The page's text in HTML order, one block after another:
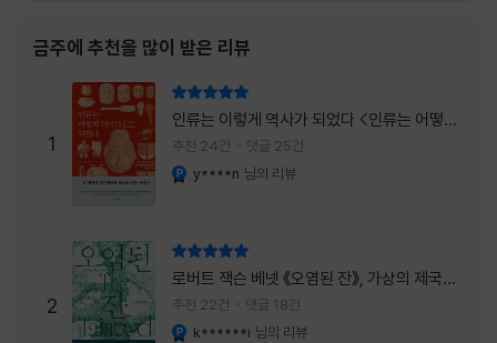
선명하게 그려졌고, 한 편이 끝날 때마다 질문
이 뒤따라왔다. 감출 수 없는 세계는 더 다정할
까 「등껍질」의 세계에서 사람들은 저마다 다른
등껍질을 달고 살아간다. 몸의 일부이면서 한
사람을 표현하는 수단
금주에 추천을 많이 받은 리뷰
1
인류는 이렇게 역사가 되었다 <인류는 어떻게
역사가 되었나>
추천 24건 댓글 25건
y****n 님의 리뷰
2
로버트 잭슨 베넷 《오염된 잔》, 가상의 제국이
주는 실감과 미스터리 사건의 치밀함이 이루어
내는 최상의 시너지...
추천 22건 댓글 18건
k******i 님의 리뷰